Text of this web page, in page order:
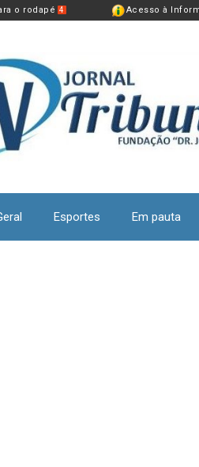
o rodapé 4 Acesso à
Esportes Em pauta